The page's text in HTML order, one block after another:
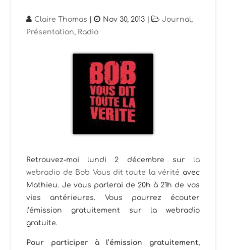
Claire Thomas | Nov 30, 2013 | Journal,
Présentation, Radio
Retrouvez-moi lundi 2 décembre sur la
webradio de Bob Vous dit toute la vérité avec
Mathieu. Je vous parlerai de 20h à 21h de vos
vies antérieures. Vous pourrez écouter
l’émission gratuitement sur la webradio
gratuite.
Pour participer à l’émission gratuitement,